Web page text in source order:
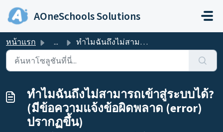
ข้ามไปยังเนื้อหาหลัก
AOneSchools Solutions
หน้าแรก ... ทำไมฉันถึงไม่สามารถเข้าสู่ระบบได้? (มีข้อความแจ้งข้อผิดพล...
ทำไมฉันถึงไม่สามารถเข้าสู่ระบบได้?
(มีข้อความแจ้งข้อผิดพลาด (error)
ปรากฏขึ้น)